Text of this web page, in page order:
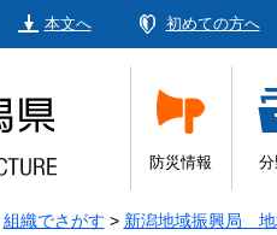
本文へ 初めての方へ
防災情報 分
組織でさがす > 新潟地域振興局 地